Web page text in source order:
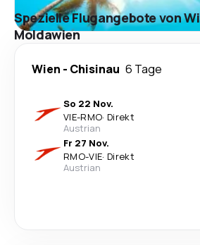
Spezielle Flugangebote von
Moldawien
Wien - Chisinau 6 Tage
So 22 Nov.
VIE-RMO· Direkt
Austrian
Fr 27 Nov.
RMO-VIE· Direkt
Austrian